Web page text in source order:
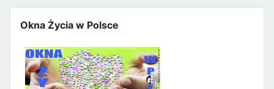
Okna Życia w Polsce